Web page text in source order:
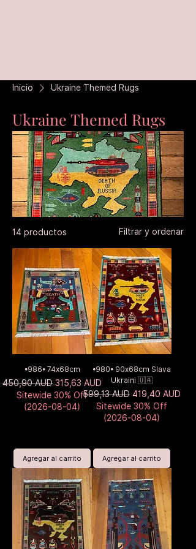
Inicio Ukraine Themed Rugs
Ukraine Themed Rugs
14 productos Filtrar y ordenar
•986• 74x68cm
Precio
450,90 AUD Precio de oferta
315,63 AUD
Sitewide 30% Off
(2026-08-04)
Agregar al carrito
•980• 90x68cm Slava
Ukraini 🇺🇦
Precio
599,13 AUD Precio de oferta
419,40 AUD
Sitewide 30% Off
(2026-08-04)
Agregar al carrito